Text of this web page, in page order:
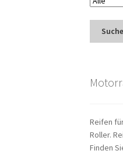
Suche
Reifen
Roller.
Finden